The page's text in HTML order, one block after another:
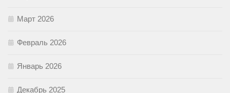
Март 2026
Февраль 2026
Январь 2026
Декабрь 2025